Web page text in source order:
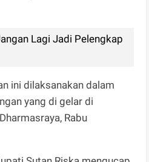
Lagi Jadi Pelengkap
ini dilaksanakan dalam
yang di gelar di
Rabu